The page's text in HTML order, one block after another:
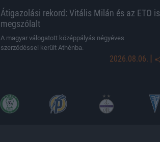
Átigazolási rekord: Vitális Milán és az ETO is
megszólalt
A magyar válogatott középpályás négyéves
szerződéssel került Athénba.
2026.08.06. |